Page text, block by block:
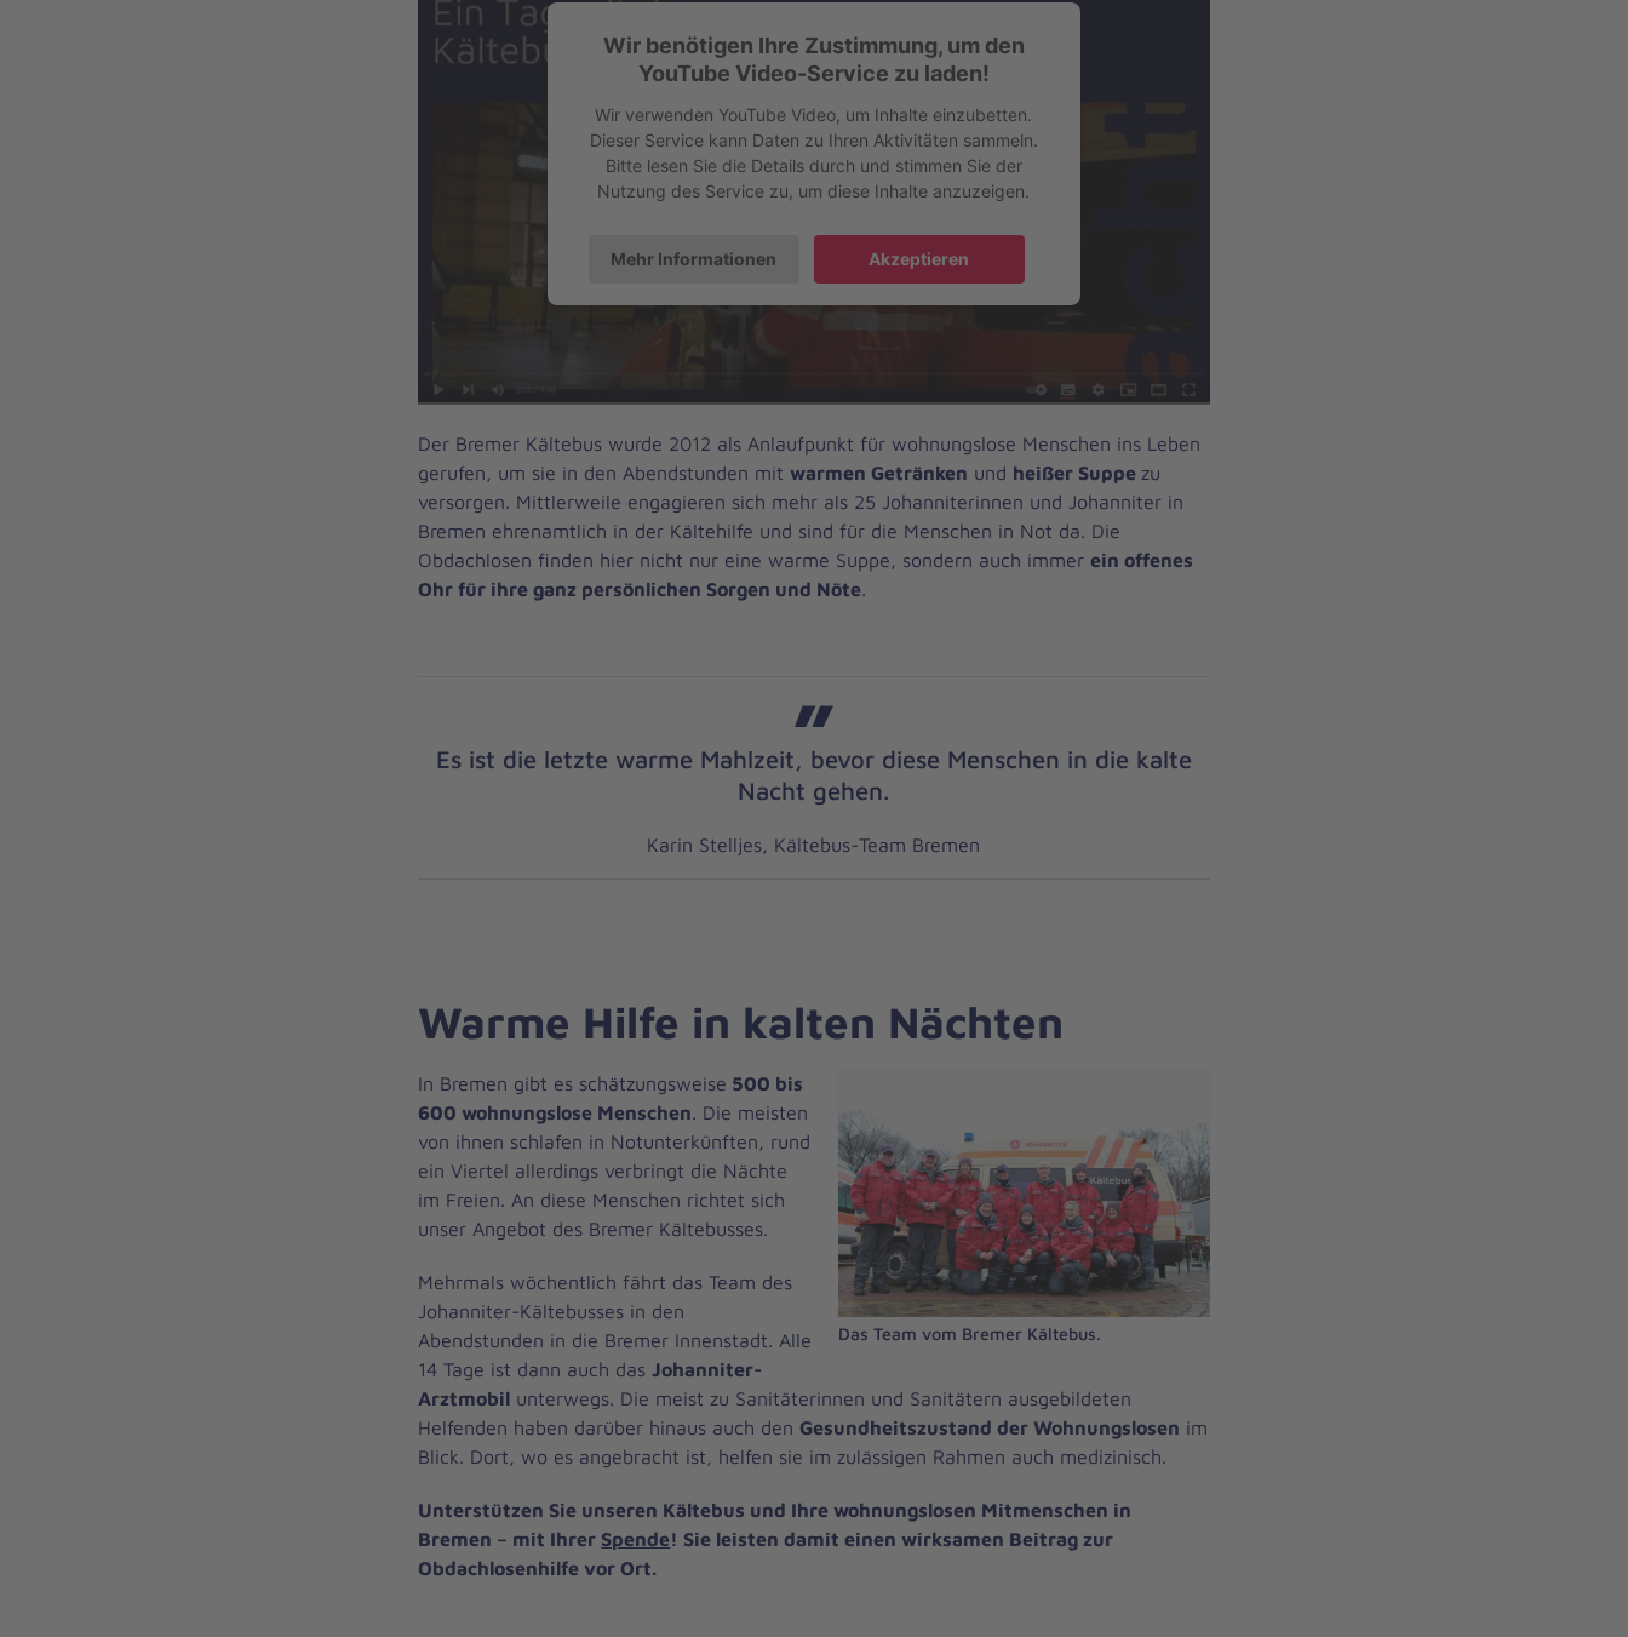
Wir benötigen Ihre Zustimmung, um den
YouTube Video-Service zu laden!
Wir verwenden YouTube Video, um Inhalte einzubetten.
Dieser Service kann Daten zu Ihren Aktivitäten sammeln.
Bitte lesen Sie die Details durch und stimmen Sie der
Nutzung des Service zu, um diese Inhalte anzuzeigen.
Mehr Informationen Akzeptieren
Der Bremer Kältebus wurde 2012 als Anlaufpunkt für wohnungslose Menschen ins Leben
gerufen, um sie in den Abendstunden mitwarmen Getränken und heißer Suppe zu
versorgen. Mittlerweile engagieren sich mehr als 25 Johanniterinnen und Johanniter in
Bremen ehrenamtlich in der Kältehilfe und sind für die Menschen in Not da. Die
Obdachlosen finden hier nicht nur eine warme Suppe, sondern auch immerein offenes
Ohr für ihre ganz persönlichen Sorgen und Nöte.
Es ist die letzte warme Mahlzeit, bevor diese Menschen in die kalte
Nacht gehen.
Karin Stelljes, Kältebus-Team Bremen
Warme Hilfe in kalten Nächten
Das Team vom Bremer Kältebus.
In Bremen gibt es schätzungsweise 500 bis
600 wohnungslose Menschen. Die meisten
von ihnen schlafen in Notunterkünften, rund
ein Viertel allerdings verbringt die Nächte
im Freien. An diese Menschen richtet sich
unser Angebot des Bremer Kältebusses.
Mehrmals wöchentlich fährt das Team des
Johanniter-Kältebusses in den
Abendstunden in die Bremer Innenstadt. Alle
14 Tage ist dann auch dasJohanniter-
Arztmobil unterwegs. Die meist zu Sanitäterinnen und Sanitätern ausgebildeten
Helfenden haben darüber hinaus auch den Gesundheitszustand der Wohnungslosen im
Blick. Dort, wo es angebracht ist, helfen sie im zulässigen Rahmen auch medizinisch.
Unterstützen Sie unseren Kältebus und Ihre wohnungslosen Mitmenschen in
Bremen – mit Ihrer Spende! Sie leisten damit einen wirksamen Beitrag zur
Obdachlosenhilfe vor Ort.